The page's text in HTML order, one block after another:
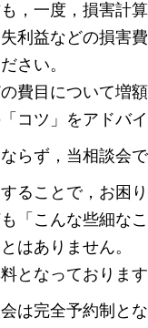
，一度，損害計
利益などの損害
さい。
費目について増
コツ」をアドバイ
らず，当相談会
ることで，お困
「こんな些細な
はありません。
となっております
は完全予約制と